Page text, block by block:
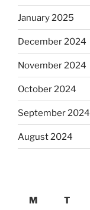
January 2025
December 2024
November 2024
October 2024
September 2024
August 2024
M
T